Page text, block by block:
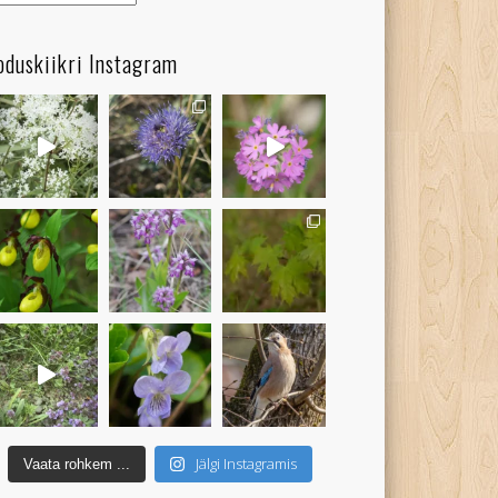
Instagram
Vaata rohkem ... Jälgi Instagramis